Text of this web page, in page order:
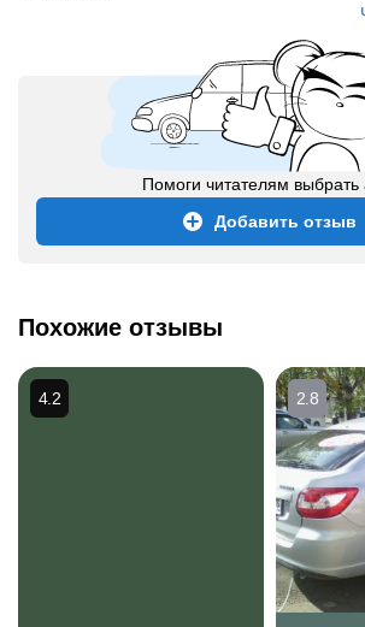
Помоги читателям выбрать
Добавить отзыв
Похожие отзывы
4.2 2.8